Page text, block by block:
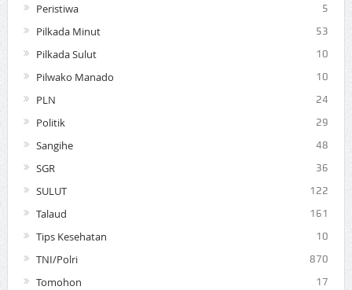
Peristiwa 5
Pilkada Minut 53
Pilkada Sulut 10
Pilwako Manado 10
PLN 24
Politik 29
Sangihe 48
SGR 36
SULUT 122
Talaud 161
Tips Kesehatan 10
TNI/Polri 870
Tomohon 17